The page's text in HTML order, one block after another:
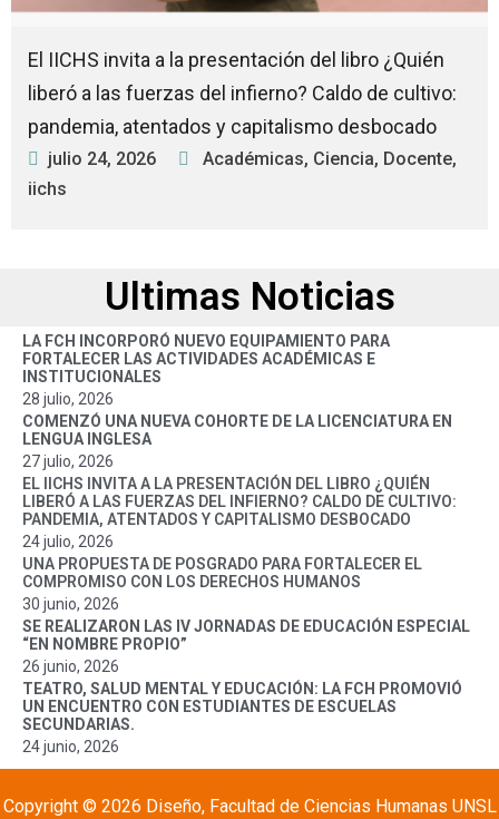
El IICHS invita a la presentación del libro ¿Quién
liberó a las fuerzas del infierno? Caldo de cultivo:
pandemia, atentados y capitalismo desbocado
julio 24, 2026 Académicas, Ciencia, Docente,
iichs
Ultimas Noticias
LA FCH INCORPORÓ NUEVO EQUIPAMIENTO PARA
FORTALECER LAS ACTIVIDADES ACADÉMICAS E
INSTITUCIONALES
28 julio, 2026
COMENZÓ UNA NUEVA COHORTE DE LA LICENCIATURA EN
LENGUA INGLESA
27 julio, 2026
EL IICHS INVITA A LA PRESENTACIÓN DEL LIBRO ¿QUIÉN
LIBERÓ A LAS FUERZAS DEL INFIERNO? CALDO DE CULTIVO:
PANDEMIA, ATENTADOS Y CAPITALISMO DESBOCADO
24 julio, 2026
UNA PROPUESTA DE POSGRADO PARA FORTALECER EL
COMPROMISO CON LOS DERECHOS HUMANOS
30 junio, 2026
SE REALIZARON LAS IV JORNADAS DE EDUCACIÓN ESPECIAL
“EN NOMBRE PROPIO”
26 junio, 2026
TEATRO, SALUD MENTAL Y EDUCACIÓN: LA FCH PROMOVIÓ
UN ENCUENTRO CON ESTUDIANTES DE ESCUELAS
SECUNDARIAS.
24 junio, 2026
Copyright © 2026 Diseño, Facultad de Ciencias Humanas UNSL